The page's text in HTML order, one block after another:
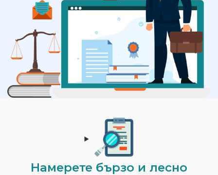
Намерете бързо и лесно